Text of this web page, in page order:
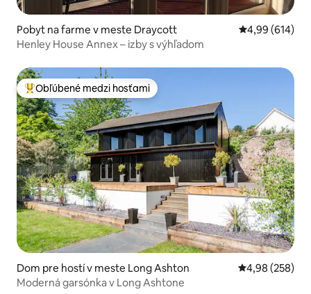
Pobyt na farme v meste Draycott Priemerné
4,99 (614)
Henley House Annex – izby s výhľadom
Najobľúbenejšie medzi hosťami
Obľúbené medzi hosťami
Dom pre hostí v meste Long Ashton Priemerné
4,98 (258)
Moderná garsónka v Long Ashtone